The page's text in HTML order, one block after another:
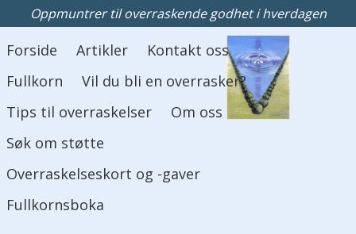
Oppmuntrer til overraskende godhet i hverdagen
Hovedmeny
Forside Artikler
Kontakt oss
Fullkorn
Vil du bli en overrasker?
Tips til overraskelser
Om oss
Søk om støtte
Overraskelseskort og -gaver
Fullkornsboka